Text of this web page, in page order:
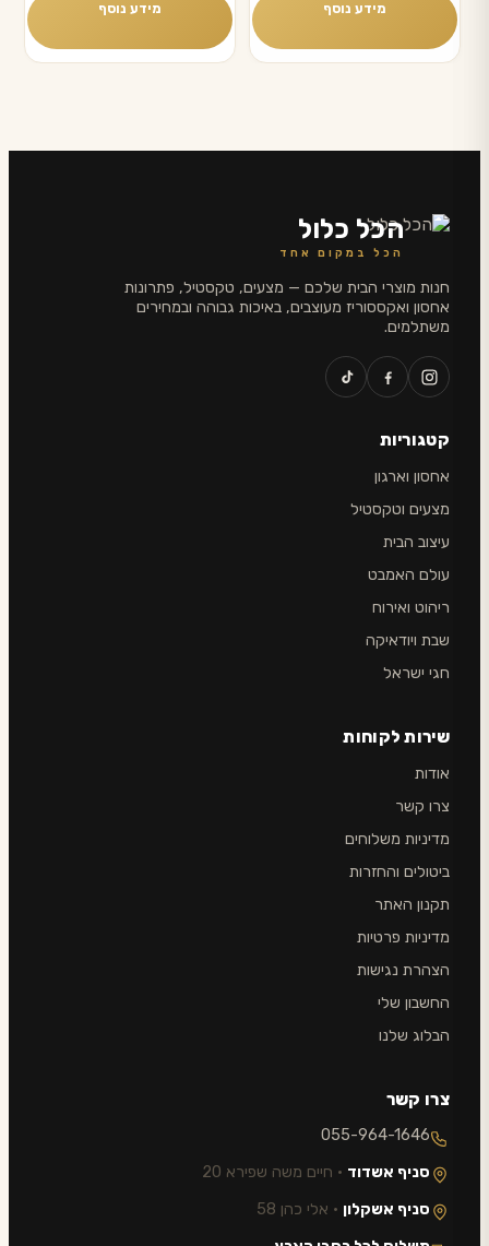
מידע נוסף מידע נוסף
הכל כלול
הכל במקום אחד
חנות מוצרי הבית שלכם — מצעים, טקסטיל, פתרונות
אחסון ואקססוריז מעוצבים, באיכות גבוהה ובמחירים
משתלמים.
קטגוריות
אחסון וארגון
מצעים וטקסטיל
עיצוב הבית
עולם האמבט
ריהוט ואירוח
שבת ויודאיקה
חגי ישראל
שירות לקוחות
אודות
צרו קשר
מדיניות משלוחים
ביטולים והחזרות
תקנון האתר
מדיניות פרטיות
הצהרת נגישות
החשבון שלי
הבלוג שלנו
צרו קשר
055-964-1646
סניף אשדוד · חיים משה שפירא 20
סניף אשקלון · אלי כהן 58